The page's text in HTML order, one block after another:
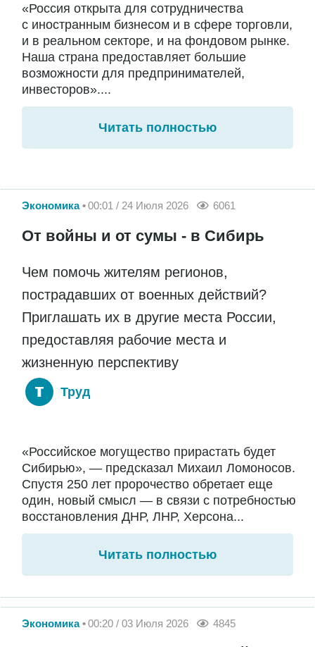
«Россия открыта для сотрудничества
с иностранным бизнесом и в сфере торговли,
и в реальном секторе, и на фондовом рынке.
Наша страна предоставляет большие
возможности для предпринимателей,
инвесторов»....
Читать полностью
Экономика 00:01 / 24 Июля 2026 6061
От войны и от сумы - в Сибирь
Чем помочь жителям регионов,
пострадавших от военных действий?
Приглашать их в другие места России,
предоставляя рабочие места и
жизненную перспективу
Труд
«Российское могущество прирастать будет
Сибирью», — предсказал Михаил Ломоносов.
Спустя 250 лет пророчество обретает еще
один, новый смысл — в связи с потребностью
восстановления ДНР, ЛНР, Херсона...
Читать полностью
Экономика 00:20 / 03 Июля 2026 4845